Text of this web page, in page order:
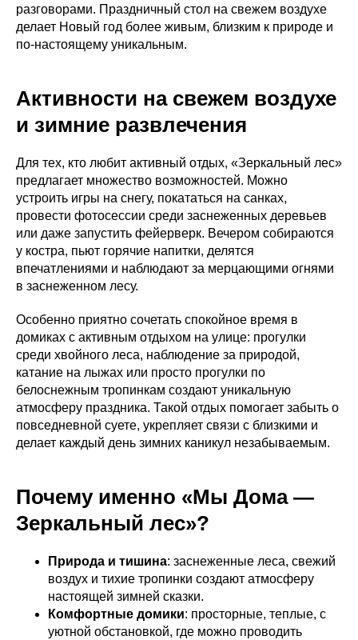
разговорами. Праздничный стол на свежем воздухе
делает Новый год более живым, близким к природе и
по-настоящему уникальным.
Активности на свежем воздухе
и зимние развлечения
Для тех, кто любит активный отдых, «Зеркальный лес»
предлагает множество возможностей. Можно
устроить игры на снегу, покататься на санках,
провести фотосессии среди заснеженных деревьев
или даже запустить фейерверк. Вечером собираются
у костра, пьют горячие напитки, делятся
впечатлениями и наблюдают за мерцающими огнями
в заснеженном лесу.
Особенно приятно сочетать спокойное время в
домиках с активным отдыхом на улице: прогулки
среди хвойного леса, наблюдение за природой,
катание на лыжах или просто прогулки по
белоснежным тропинкам создают уникальную
атмосферу праздника. Такой отдых помогает забыть о
повседневной суете, укрепляет связи с близкими и
делает каждый день зимних каникул незабываемым.
Почему именно «Мы Дома —
Зеркальный лес»?
Природа и тишина: заснеженные леса, свежий
воздух и тихие тропинки создают атмосферу
настоящей зимней сказки.
Комфортные домики: просторные, теплые, с
уютной обстановкой, где можно проводить